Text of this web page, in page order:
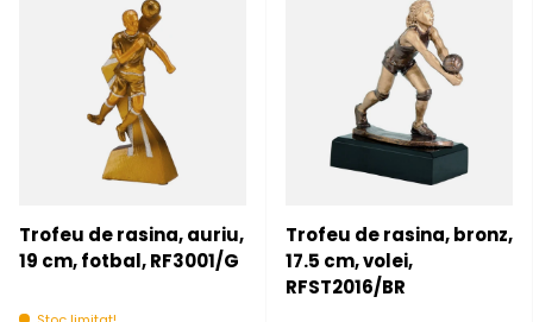
Trofeu de rasina, auriu,
19 cm, fotbal, RF3001/G
Trofeu de rasina, bronz,
17.5 cm, volei,
RFST2016/BR